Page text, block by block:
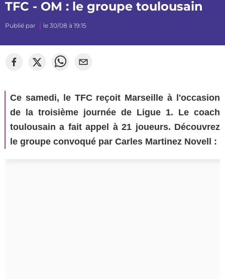
TFC - OM : le groupe toulousain
Publié par le 30/08 à 19:15
Ce samedi, le TFC reçoit Marseille à l'occasion
de la troisième journée de Ligue 1. Le coach
toulousain a fait appel à 21 joueurs. Découvrez
le groupe convoqué par Carles Martinez Novell :